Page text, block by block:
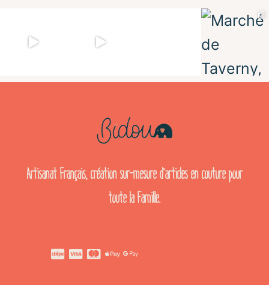
Artisanat français, création sur-mesure d’articles en couture pour
toute la famille.